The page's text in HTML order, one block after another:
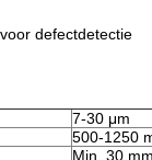
defectdetectie
7-30 μm
500-1250
Min. 30 mm